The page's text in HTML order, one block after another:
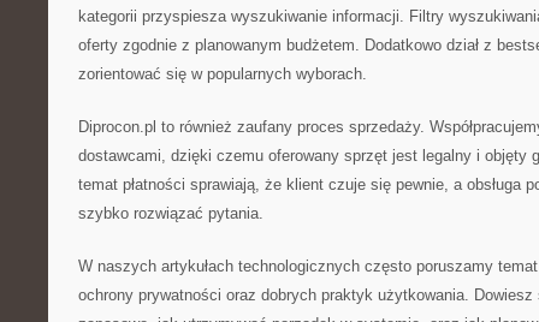
kategorii przyspiesza wyszukiwanie informacji. Filtry
oferty zgodnie z planowanym budżetem. Dodatkowo dział z
zorientować się w popularnych wyborach.
Diprocon.pl to również zaufany proces sprzedaży.
dostawcami, dzięki czemu oferowany sprzęt jest legalny i objęty
temat płatności sprawiają, że klient czuje się pewnie, a obsługa
szybko rozwiązać pytania.
W naszych artykułach technologicznych często poruszamy
ochrony prywatności oraz dobrych praktyk użytkowania.